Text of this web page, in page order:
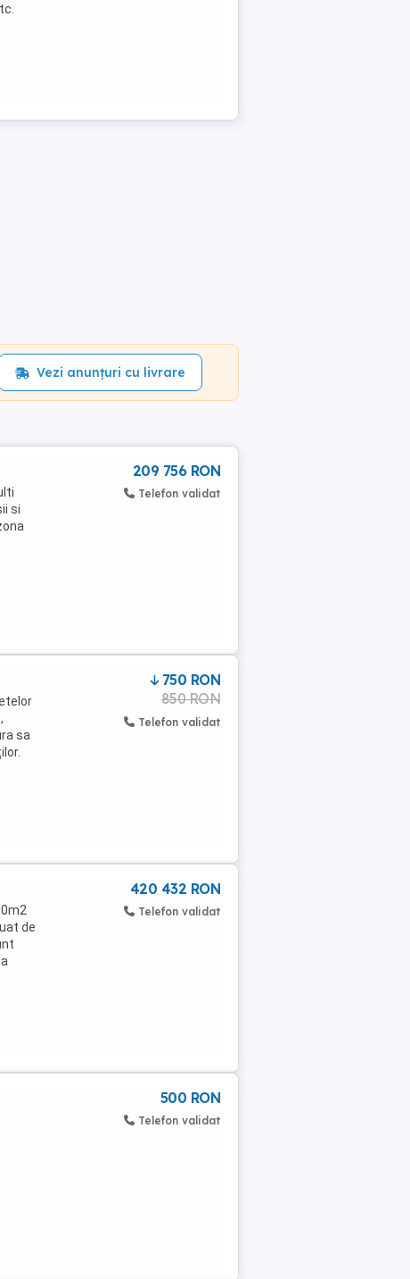
Vezi anunțuri cu livrare
si
209 756 RON
Telefon validat
sa
750 RON
850 RON
Telefon validat
de
420 432 RON
Telefon validat
500 RON
Telefon validat